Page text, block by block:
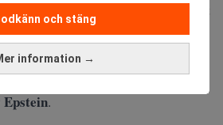
information →
och stäng
av förmånstagarna som fått ta emot
över åren. Men i årets utdelning
uppger att att beslutet
samröre med den dömde
.